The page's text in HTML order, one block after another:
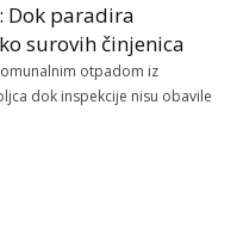
Dok paradira
surovih činjenica
otpadom iz
dok inspekcije nisu obavile